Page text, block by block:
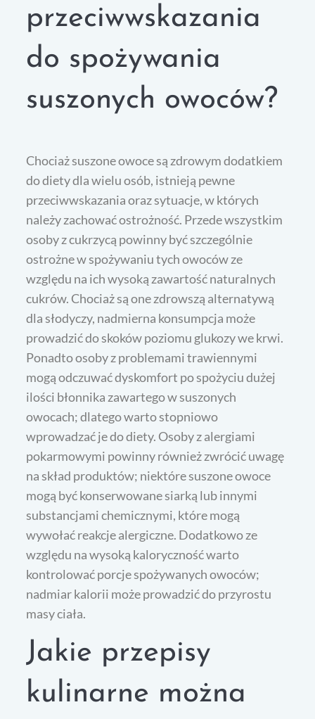
przeciwwskazania
do spożywania
suszonych owoców?
Chociaż suszone owoce są zdrowym dodatkiem
do diety dla wielu osób, istnieją pewne
przeciwwskazania oraz sytuacje, w których
należy zachować ostrożność. Przede wszystkim
osoby z cukrzycą powinny być szczególnie
ostrożne w spożywaniu tych owoców ze
względu na ich wysoką zawartość naturalnych
cukrów. Chociaż są one zdrowszą alternatywą
dla słodyczy, nadmierna konsumpcja może
prowadzić do skoków poziomu glukozy we krwi.
Ponadto osoby z problemami trawiennymi
mogą odczuwać dyskomfort po spożyciu dużej
ilości błonnika zawartego w suszonych
owocach; dlatego warto stopniowo
wprowadzać je do diety. Osoby z alergiami
pokarmowymi powinny również zwrócić uwagę
na skład produktów; niektóre suszone owoce
mogą być konserwowane siarką lub innymi
substancjami chemicznymi, które mogą
wywołać reakcje alergiczne. Dodatkowo ze
względu na wysoką kaloryczność warto
kontrolować porcje spożywanych owoców;
nadmiar kalorii może prowadzić do przyrostu
masy ciała.
Jakie przepisy
kulinarne można